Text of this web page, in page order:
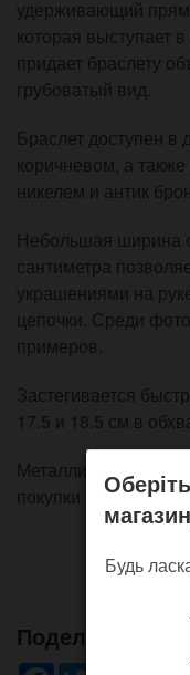
удерживающий
которая выступает
придает браслету
грубоватый вид.
Браслет доступен в
коричневом, а
никелем и антик
Небольшая ширина
сантиметра
украшениями на
цепочки. Среди
примеров.
Застегивается
17.5 и 18.5 см в
Металлический
покупки в разделе с
Поделись!
Будь